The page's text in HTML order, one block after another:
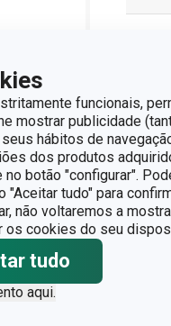
funcionais,
mostrar publicidade
hábitos de
dos produtos
botão "configurar".
tudo" para
não voltaremos a
os cookies do seu
tudo
aqui.